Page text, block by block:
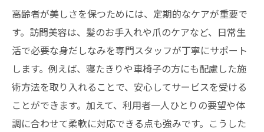
高齢者が美しさを保つためには、定期的なケアが重要で
す。訪問美容は、髪のお手入れや爪のケアなど、日常生
活で必要な身だしなみを専門スタッフが丁寧にサポート
します。例えば、寝たきりや車椅子の方にも配慮した施
術方法を取り入れることで、安心してサービスを受ける
ことができます。加えて、利用者一人ひとりの要望や体
調に合わせて柔軟に対応できる点も強みです。こうした